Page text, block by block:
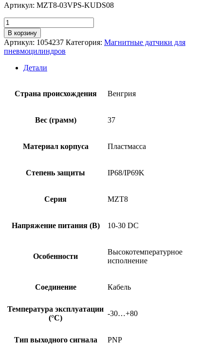
Артикул: MZT8-03VPS-KUDS08
Количество
товара
Магнитный
датчик
SICK
MZT8-
03VPS-
В корзину
Артикул: 1054237 Категория: Магнитные датчики для
пневмоцилиндров
Детали
Страна происхождения Венгрия
Вес (грамм) 37
Материал корпуса Пластмасса
Степень защиты IP68/IP69K
Серия MZT8
Напряжение питания (В) 10-30 DC
Особенности
Высокотемпературное
исполнение
Соединение Кабель
Температура эксплуатации
(°C)
-30…+80
Тип выходного сигнала PNP